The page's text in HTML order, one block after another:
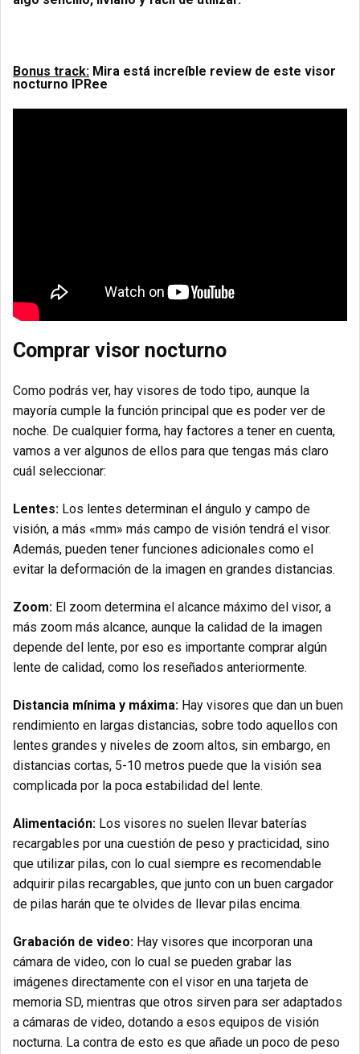
Bonus track: Mira está increíble review de este visor
nocturno IPRee
Comprar visor nocturno
Como podrás ver, hay visores de todo tipo, aunque la
mayoría cumple la función principal que es poder ver de
noche. De cualquier forma, hay factores a tener en cuenta,
vamos a ver algunos de ellos para que tengas más claro
cuál seleccionar:
Lentes: Los lentes determinan el ángulo y campo de
visión, a más «mm» más campo de visión tendrá el visor.
Además, pueden tener funciones adicionales como el
evitar la deformación de la imagen en grandes distancias.
Zoom: El zoom determina el alcance máximo del visor, a
más zoom más alcance, aunque la calidad de la imagen
depende del lente, por eso es importante comprar algún
lente de calidad, como los reseñados anteriormente.
Distancia mínima y máxima: Hay visores que dan un buen
rendimiento en largas distancias, sobre todo aquellos con
lentes grandes y niveles de zoom altos, sin embargo, en
distancias cortas, 5-10 metros puede que la visión sea
complicada por la poca estabilidad del lente.
Alimentación: Los visores no suelen llevar baterías
recargables por una cuestión de peso y practicidad, sino
que utilizar pilas, con lo cual siempre es recomendable
adquirir pilas recargables, que junto con un buen cargador
de pilas harán que te olvides de llevar pilas encima.
Grabación de video: Hay visores que incorporan una
cámara de video, con lo cual se pueden grabar las
imágenes directamente con el visor en una tarjeta de
memoria SD, mientras que otros sirven para ser adaptados
a cámaras de video, dotando a esos equipos de visión
nocturna. La contra de esto es que añade un poco de peso